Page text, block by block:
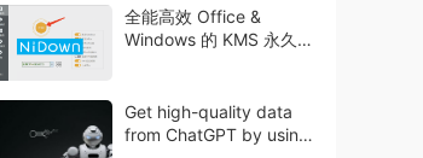
全能高效 Office &
Windows 的 KMS 永久激
Get high-quality data
from ChatGPT by using